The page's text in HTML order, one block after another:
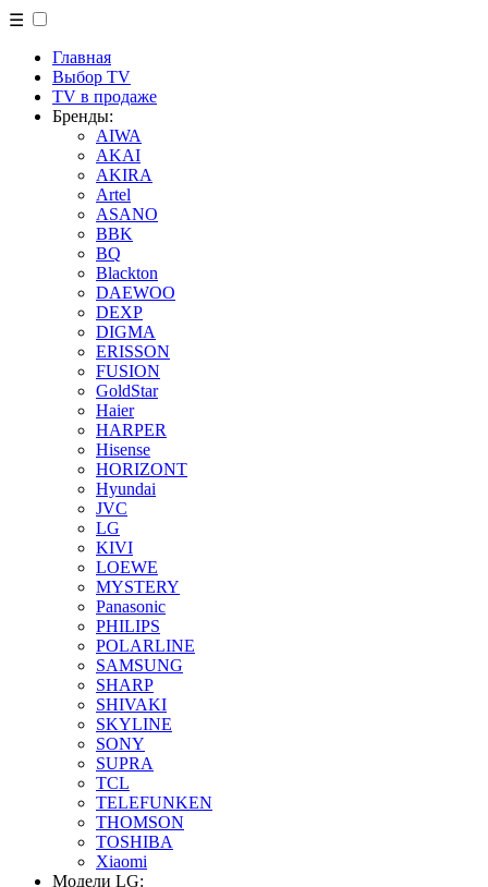
☰
Главная
Выбор TV
TV в продаже
Бренды:
AIWA
AKAI
AKIRA
Artel
ASANO
BBK
BQ
Blackton
DAEWOO
DEXP
DIGMA
ERISSON
FUSION
GoldStar
Haier
HARPER
Hisense
HORIZONT
Hyundai
JVC
LG
KIVI
LOEWE
MYSTERY
Panasonic
PHILIPS
POLARLINE
SAMSUNG
SHARP
SHIVAKI
SKYLINE
SONY
SUPRA
TCL
TELEFUNKEN
THOMSON
TOSHIBA
Xiaomi
Модели LG: